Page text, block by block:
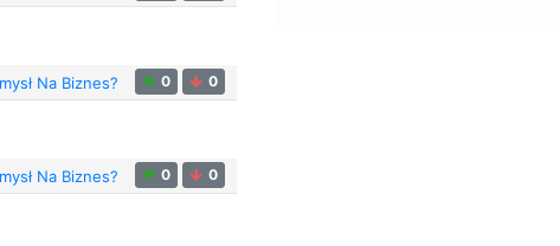
Na Biznes? 0 0
Na Biznes? 0 0